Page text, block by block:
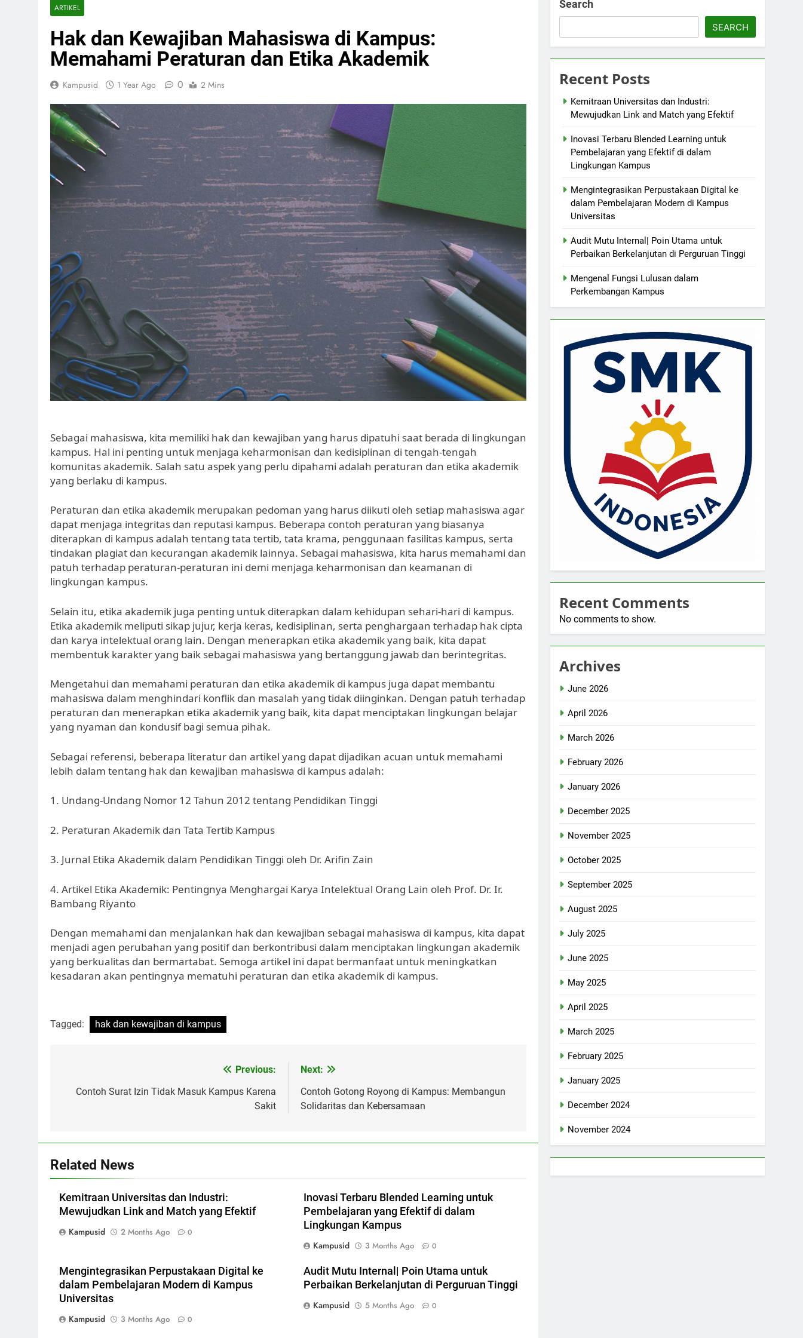
ARTIKEL
Hak dan Kewajiban Mahasiswa di Kampus:
Memahami Peraturan dan Etika Akademik
Kampusid 1 Year Ago 0 2 Mins
Sebagai mahasiswa, kita memiliki hak dan kewajiban yang harus dipatuhi saat berada di lingkungan
kampus. Hal ini penting untuk menjaga keharmonisan dan kedisiplinan di tengah-tengah
komunitas akademik. Salah satu aspek yang perlu dipahami adalah peraturan dan etika akademik
yang berlaku di kampus.
Peraturan dan etika akademik merupakan pedoman yang harus diikuti oleh setiap mahasiswa agar
dapat menjaga integritas dan reputasi kampus. Beberapa contoh peraturan yang biasanya
diterapkan di kampus adalah tentang tata tertib, tata krama, penggunaan fasilitas kampus, serta
tindakan plagiat dan kecurangan akademik lainnya. Sebagai mahasiswa, kita harus memahami dan
patuh terhadap peraturan-peraturan ini demi menjaga keharmonisan dan keamanan di
lingkungan kampus.
Selain itu, etika akademik juga penting untuk diterapkan dalam kehidupan sehari-hari di kampus.
Etika akademik meliputi sikap jujur, kerja keras, kedisiplinan, serta penghargaan terhadap hak cipta
dan karya intelektual orang lain. Dengan menerapkan etika akademik yang baik, kita dapat
membentuk karakter yang baik sebagai mahasiswa yang bertanggung jawab dan berintegritas.
Mengetahui dan memahami peraturan dan etika akademik di kampus juga dapat membantu
mahasiswa dalam menghindari konflik dan masalah yang tidak diinginkan. Dengan patuh terhadap
peraturan dan menerapkan etika akademik yang baik, kita dapat menciptakan lingkungan belajar
yang nyaman dan kondusif bagi semua pihak.
Sebagai referensi, beberapa literatur dan artikel yang dapat dijadikan acuan untuk memahami
lebih dalam tentang hak dan kewajiban mahasiswa di kampus adalah:
1. Undang-Undang Nomor 12 Tahun 2012 tentang Pendidikan Tinggi
2. Peraturan Akademik dan Tata Tertib Kampus
3. Jurnal Etika Akademik dalam Pendidikan Tinggi oleh Dr. Arifin Zain
4. Artikel Etika Akademik: Pentingnya Menghargai Karya Intelektual Orang Lain oleh Prof. Dr. Ir.
Bambang Riyanto
Dengan memahami dan menjalankan hak dan kewajiban sebagai mahasiswa di kampus, kita dapat
menjadi agen perubahan yang positif dan berkontribusi dalam menciptakan lingkungan akademik
yang berkualitas dan bermartabat. Semoga artikel ini dapat bermanfaat untuk meningkatkan
kesadaran akan pentingnya mematuhi peraturan dan etika akademik di kampus.
Tagged: hak dan kewajiban di kampus
navigation
Previous:
Contoh Surat Izin Tidak Masuk Kampus Karena
Sakit
Next:
Contoh Gotong Royong di Kampus: Membangun
Solidaritas dan Kebersamaan
Related News
Kemitraan Universitas dan Industri:
Mewujudkan Link and Match yang Efektif
Kampusid
2 Months Ago 0
Inovasi Terbaru Blended Learning untuk
Pembelajaran yang Efektif di dalam
Lingkungan Kampus
Kampusid
3 Months Ago 0
Mengintegrasikan Perpustakaan Digital ke
dalam Pembelajaran Modern di Kampus
Universitas
Kampusid
3 Months Ago 0
Audit Mutu Internal| Poin Utama untuk
Perbaikan Berkelanjutan di Perguruan Tinggi
Kampusid
5 Months Ago 0
Search
SEARCH
Recent Posts
Kemitraan Universitas dan Industri:
Mewujudkan Link and Match yang Efektif
Inovasi Terbaru Blended Learning untuk
Pembelajaran yang Efektif di dalam
Lingkungan Kampus
Mengintegrasikan Perpustakaan Digital ke
dalam Pembelajaran Modern di Kampus
Universitas
Audit Mutu Internal| Poin Utama untuk
Perbaikan Berkelanjutan di Perguruan Tinggi
Mengenal Fungsi Lulusan dalam
Perkembangan Kampus
Recent Comments
No comments to show.
Archives
June 2026
April 2026
March 2026
February 2026
January 2026
December 2025
November 2025
October 2025
September 2025
August 2025
July 2025
June 2025
May 2025
April 2025
March 2025
February 2025
January 2025
December 2024
November 2024